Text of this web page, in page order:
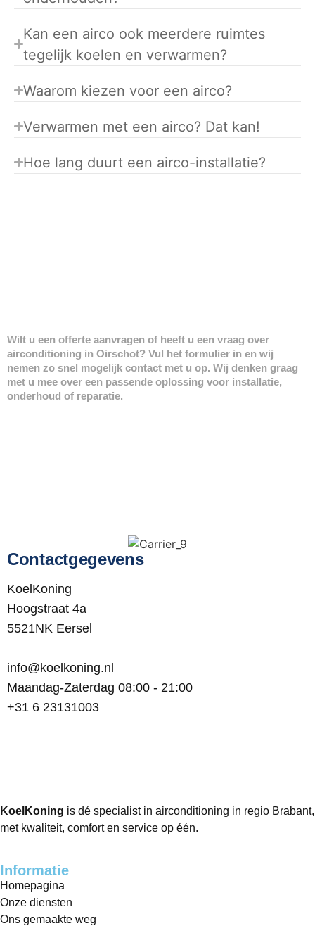
Kan een airco ook meerdere ruimtes
tegelijk koelen en verwarmen?
Waarom kiezen voor een airco?
Verwarmen met een airco? Dat kan!
Hoe lang duurt een airco-installatie?
Wilt u een offerte aanvragen of heeft u een vraag over
airconditioning in Oirschot? Vul het formulier in en wij
nemen zo snel mogelijk contact met u op. Wij denken graag
met u mee over een passende oplossing voor installatie,
onderhoud of reparatie.
Contactgegevens
KoelKoning
Hoogstraat 4a
5521NK Eersel
info@koelkoning.nl
Maandag-Zaterdag 08:00 - 21:00
+31 6 23131003
KoelKoning is dé specialist in airconditioning in regio Brabant,
met kwaliteit, comfort en service op één.
Informatie
Homepagina
Onze diensten
Ons gemaakte weg